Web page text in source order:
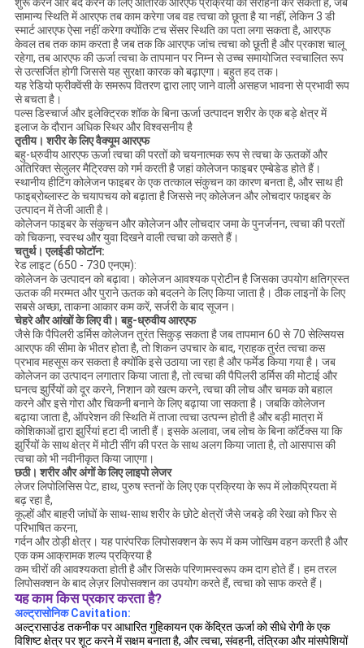
शुरू करने और बंद करने के लिए आंतरिक आरएफ प्रक्रिया की सराहना कर सकता है, जब
सामान्य स्थिति में आरएफ तब काम करेगा जब वह त्वचा को छूता है या नहीं, लेकिन 3 डी
स्मार्ट आरएफ ऐसा नहीं करेगा क्योंकि टच सेंसर स्थिति का पता लगा सकता है, आरएफ
केवल तब तक काम करता है जब तक कि आरएफ जांच त्वचा को छूती है और प्रकाश चालू
रहेगा, तब आरएफ की ऊर्जा त्वचा के तापमान पर निम्न से उच्च समायोजित स्वचालित रूप
से उत्सर्जित होगी जिससे यह सुरक्षा कारक को बढ़ाएगा। बहुत हद तक।
यह रेडियो फ्रीक्वेंसी के समरूप वितरण द्वारा लाए जाने वाली असहज भावना से प्रभावी रूप
से बचता है।
पल्स डिस्चार्ज और इलेक्ट्रिक शॉक के बिना ऊर्जा उत्पादन शरीर के एक बड़े क्षेत्र में
इलाज के दौरान अधिक स्थिर और विश्वसनीय है
तृतीय। शरीर के लिए वैक्यूम आरएफ
बहु-ध्रुवीय आरएफ ऊर्जा त्वचा की परतों को चयनात्मक रूप से त्वचा के ऊतकों और
अतिरिक्त सेलुलर मैट्रिक्स को गर्म करती है जहां कोलेजन फाइबर एम्बेडेड होते हैं।
स्थानीय हीटिंग कोलेजन फाइबर के एक तत्काल संकुचन का कारण बनता है, और साथ ही
फाइब्रोब्लास्ट के चयापचय को बढ़ाता है जिससे नए कोलेजन और लोचदार फाइबर के
उत्पादन में तेजी आती है।
कोलेजन फाइबर के संकुचन और कोलेजन और लोचदार जमा के पुनर्जनन, त्वचा की परतों
को चिकना, स्वस्थ और युवा दिखने वाली त्वचा को कसते हैं।
चतुर्थ। एलईडी फोटॉन:
रेड लाइट (650 - 730 एनएम):
कोलेजन के उत्पादन को बढ़ावा। कोलेजन आवश्यक प्रोटीन है जिसका उपयोग क्षतिग्रस्त
ऊतक की मरम्मत और पुराने ऊतक को बदलने के लिए किया जाता है। ठीक लाइनों के लिए
सबसे अच्छा, ताकना आकार कम करें, सर्जरी के बाद सूजन।
चेहरे और आंखों के लिए वी। बहु-ध्रुवीय आरएफ
जैसे कि पैपिलरी डर्मिस कोलेजन तुरंत सिकुड़ सकता है जब तापमान 60 से 70 सेल्सियस
आरएफ की सीमा के भीतर होता है, तो शिकन उपचार के बाद, ग्राहक तुरंत त्वचा कस
प्रभाव महसूस कर सकता है क्योंकि इसे उठाया जा रहा है और फर्मेड किया गया है। जब
कोलेजन का उत्पादन लगातार किया जाता है, तो त्वचा की पैपिलरी डर्मिस की मोटाई और
घनत्व झुर्रियों को दूर करने, निशान को खत्म करने, त्वचा की लोच और चमक को बहाल
करने और इसे गोरा और चिकनी बनाने के लिए बढ़ाया जा सकता है। जबकि कोलेजन
बढ़ाया जाता है, ऑपरेशन की स्थिति में ताजा त्वचा उत्पन्न होती है और बड़ी मात्रा में
कोशिकाओं द्वारा झुर्रियां हटा दी जाती हैं। इसके अलावा, जब लोच के बिना कॉर्टेक्स या कि
झुर्रियों के साथ क्षेत्र में मोटी सींग की परत के साथ अलग किया जाता है, तो आसपास की
त्वचा को भी नवीनीकृत किया जाएगा।
छठी। शरीर और अंगों के लिए लाइपो लेजर
लेजर लिपोलिसिस पेट, हाथ, पुरुष स्तनों के लिए एक प्रक्रिया के रूप में लोकप्रियता में
बढ़ रहा है,
कूल्हों और बाहरी जांघों के साथ-साथ शरीर के छोटे क्षेत्रों जैसे जबड़े की रेखा को फिर से
परिभाषित करना,
गर्दन और ठोड़ी क्षेत्र। यह पारंपरिक लिपोसक्शन के रूप में कम जोखिम वहन करती है और
एक कम आक्रामक शल्य प्रक्रिया है
कम चीरों की आवश्यकता होती है और जिसके परिणामस्वरूप कम दाग होते हैं। हम तरल
लिपोसक्शन के बाद लेज़र लिपोसक्शन का उपयोग करते हैं, त्वचा को साफ करते हैं।
यह काम किस प्रकार करता है?
अल्ट्रासोनिक Cavitation:
अल्ट्रासाउंड तकनीक पर आधारित गुहिकायन एक केंद्रित ऊर्जा को सीधे रोगी के एक
विशिष्ट क्षेत्र पर शूट करने में सक्षम बनाता है, और त्वचा, संवहनी, तंत्रिका और मांसपेशियों